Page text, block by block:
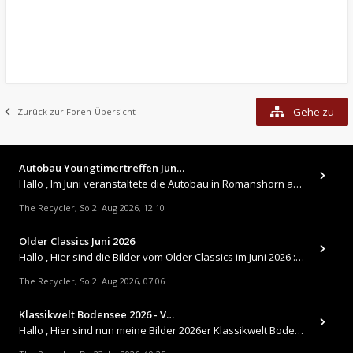
Zurück zur Foren-Übersicht Gehe zu
Autobau Youngtimertreffen Jun…
Hallo , Im Juni veranstaltete die Autobau in Romanshorn auf ihrem Gelände ein kleines Youngtimertreffen : https://up.
The Recycler, So 2. Aug 2026, 12:10
Older Classics Juni 2026
​Hallo , Hier sind die Bilder vom Older Classics im Juni 2026 : https://up.picr.de/51155940wd.jpg https://up.pic
The Recycler, So 2. Aug 2026, 07:06
Klassikwelt Bodensee 2026 - V…
Hallo , Hier sind nun meine Bilder 2026er Klassikwelt Bodensee 😀 https://up.picr.de/51125547rb.jpg https://up.pi